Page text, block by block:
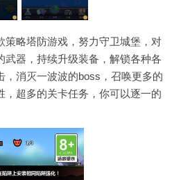
策略塔防游戏，努力守卫城堡，对
武器，持续升级装备，解锁各种各
，消灭一波波的boss，召唤更多的
，超多的关卡任务，你可以逐一的